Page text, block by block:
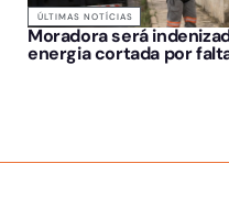
ÚLTIMAS NOTÍCIAS
Moradora será
energia cortada por